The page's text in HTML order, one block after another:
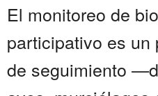
El monitoreo de
participativo es un
de seguimiento